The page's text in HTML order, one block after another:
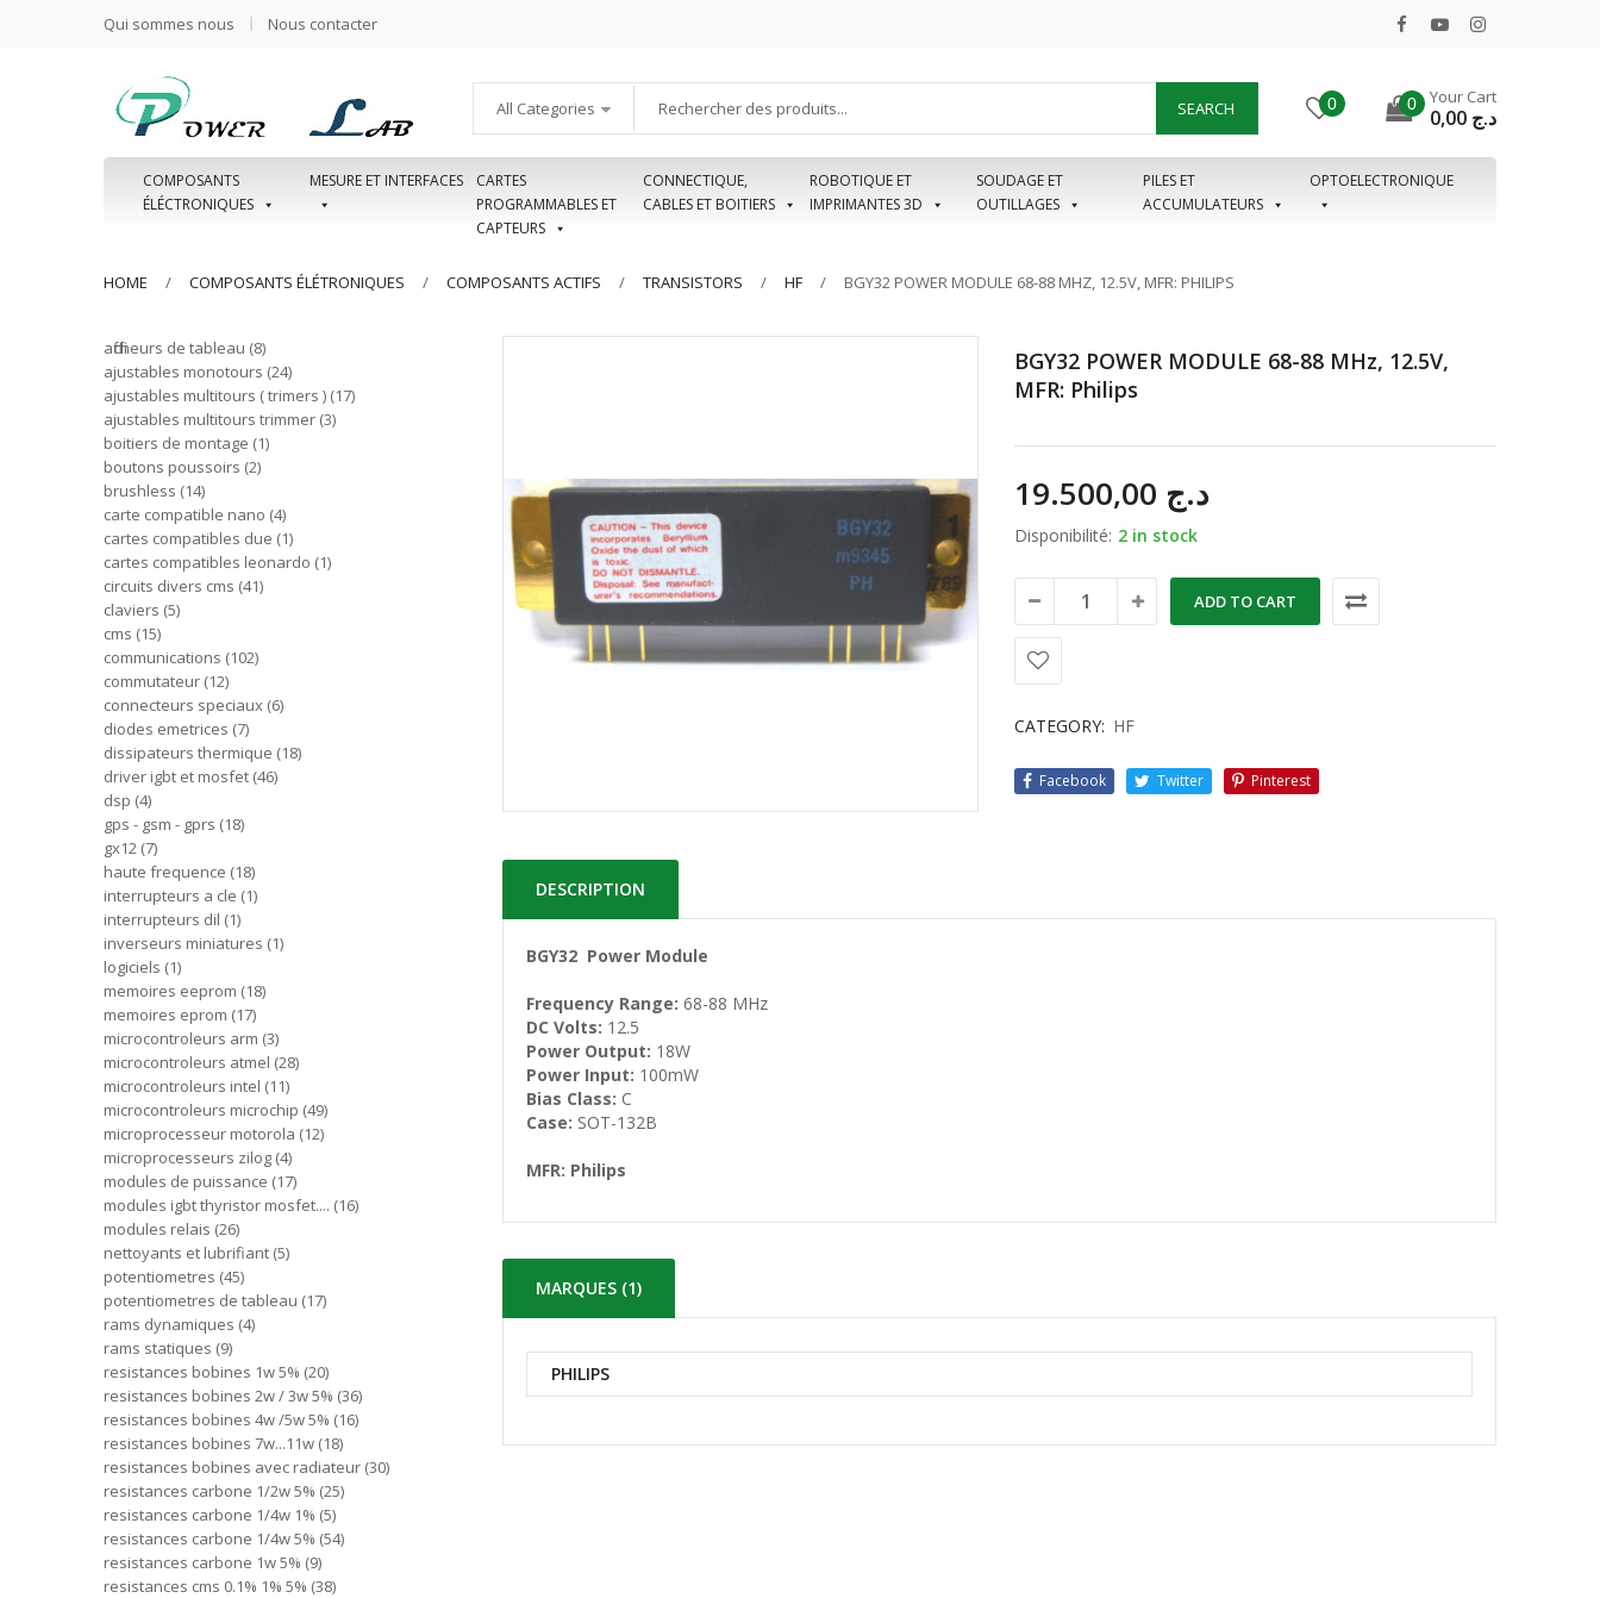
Qui sommes nous Nous contacter
All Categories SEARCH 0 0 Your Cart
د.ج
COMPOSANTS
ÉLÉCTRONIQUES
MESURE ET INTERFACES
CARTES
PROGRAMMABLES ET
CAPTEURS
CONNECTIQUE,
CABLES ET BOITIERS
ROBOTIQUE ET
IMPRIMANTES 3D
SOUDAGE ET
OUTILLAGES
PILES ET
ACCUMULATEURS
OPTOELECTRONIQUE
HOME COMPOSANTS ÉLÉTRONIQUES COMPOSANTS ACTIFS TRANSISTORS HF BGY32 POWER MODULE 68-88 MHZ, 12.5V, MFR: PHILIPS
BGY32 POWER MODULE 68-88 MHz, 12.5V,
MFR: Philips
د.ج
Disponibilité: 2 in stock
ADD TO CART
CATEGORY: HF
Facebook Twitter Pinterest
DESCRIPTION
BGY32 Power Module
Frequency Range: 68-88 MHz
DC Volts: 12.5
Power Output: 18W
Power Input: 100mW
Bias Class: C
Case: SOT-132B
MFR: Philips
MARQUES (1)
PHILIPS
afficheurs de tableau 8
ajustables monotours 24
ajustables multitours ( trimers ) 17
ajustables multitours trimmer 3
boitiers de montage 1
boutons poussoirs 2
brushless 14
carte compatible nano 4
cartes compatibles due 1
cartes compatibles leonardo 1
circuits divers cms 41
claviers 5
cms 15
communications 102
commutateur 12
connecteurs speciaux 6
diodes emetrices 7
dissipateurs thermique 18
driver igbt et mosfet 46
dsp 4
gps - gsm - gprs 18
gx12 7
haute frequence 18
interrupteurs a cle 1
interrupteurs dil 1
inverseurs miniatures 1
logiciels 1
memoires eeprom 18
memoires eprom 17
microcontroleurs arm 3
microcontroleurs atmel 28
microcontroleurs intel 11
microcontroleurs microchip 49
microprocesseur motorola 12
microprocesseurs zilog 4
modules de puissance 17
modules igbt thyristor mosfet.... 16
modules relais 26
nettoyants et lubrifiant 5
potentiometres 45
potentiometres de tableau 17
rams dynamiques 4
rams statiques 9
resistances bobines 1w 5% 20
resistances bobines 2w / 3w 5% 36
resistances bobines 4w /5w 5% 16
resistances bobines 7w...11w 18
resistances bobines avec radiateur 30
resistances carbone 1/2w 5% 25
resistances carbone 1/4w 1% 5
resistances carbone 1/4w 5% 54
resistances carbone 1w 5% 9
resistances cms 0.1% 1% 5% 38